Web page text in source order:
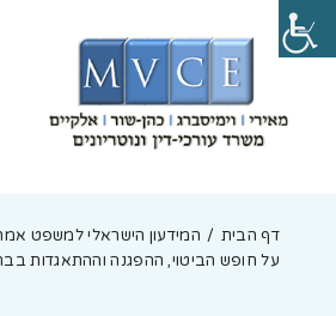
דף הבית
המידעון הישראלי למשפט
על חופש הביטוי, ההפגנה וההתאגדות